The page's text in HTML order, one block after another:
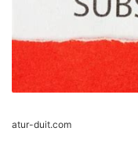
atur-duit.com